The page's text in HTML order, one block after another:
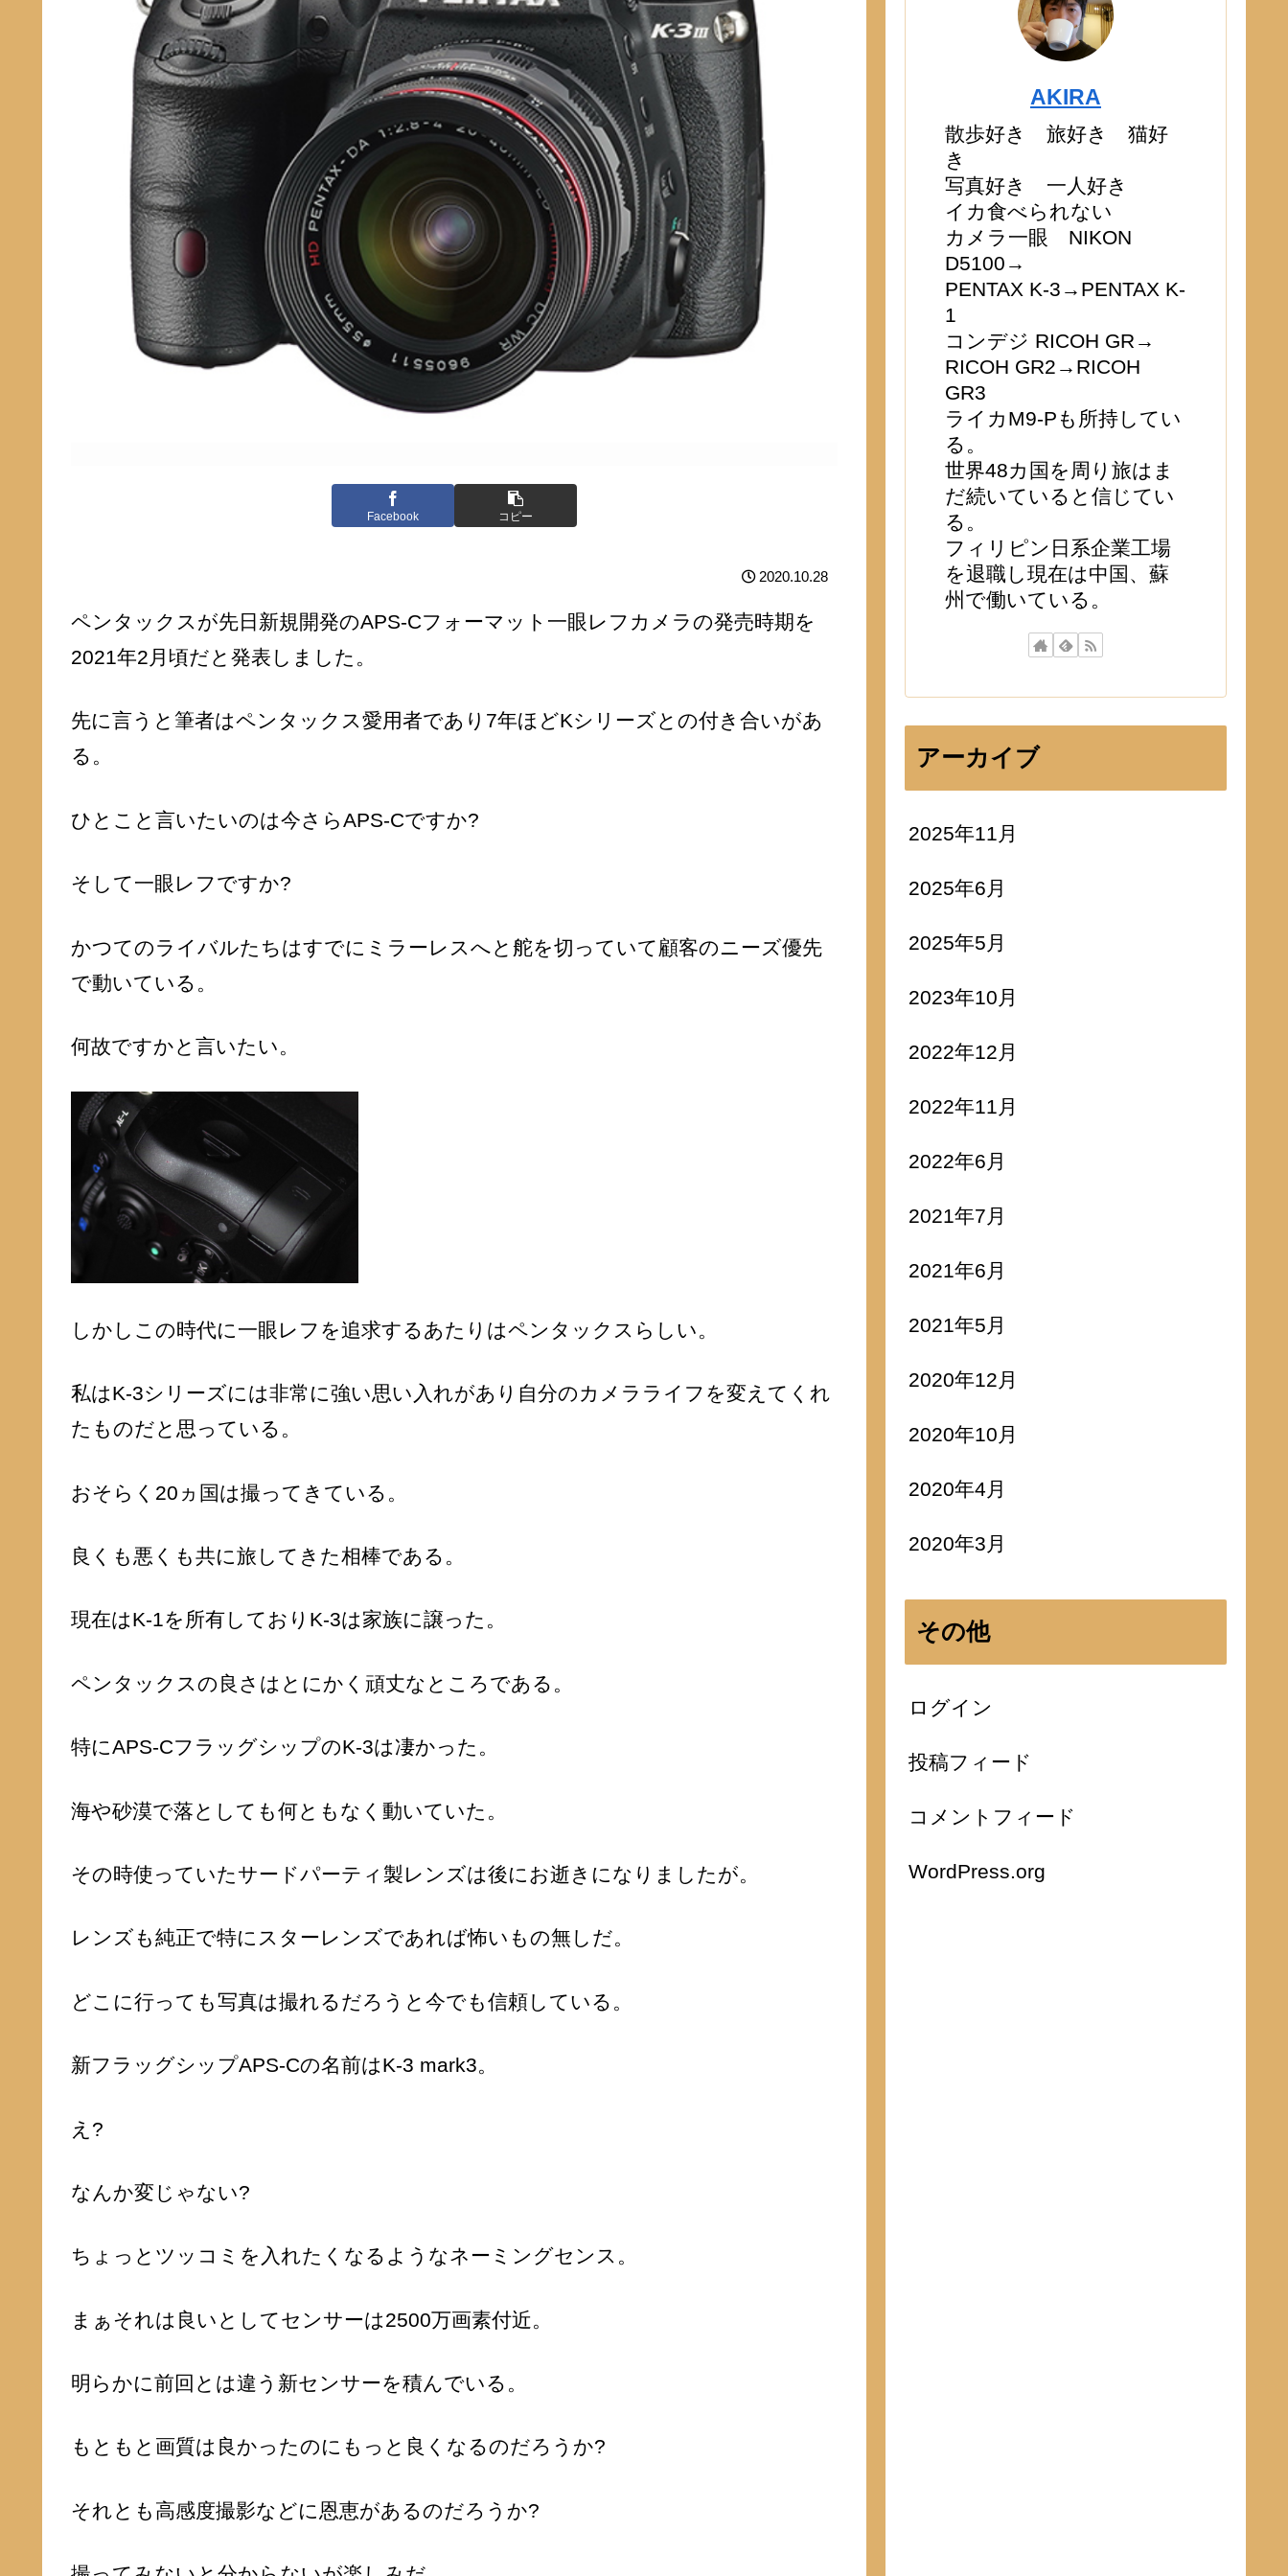
Facebook コピー
2020.10.28
ペンタックスが先日新規開発のAPS-Cフォーマット一眼レフカメラの発売時期を
2021年2月頃だと発表しました。
先に言うと筆者はペンタックス愛用者であり7年ほどKシリーズとの付き合いがあ
る。
ひとこと言いたいのは今さらAPS-Cですか?
そして一眼レフですか?
かつてのライバルたちはすでにミラーレスへと舵を切っていて顧客のニーズ優先
で動いている。
何故ですかと言いたい。
しかしこの時代に一眼レフを追求するあたりはペンタックスらしい。
私はK-3シリーズには非常に強い思い入れがあり自分のカメラライフを変えてくれ
たものだと思っている。
おそらく20ヵ国は撮ってきている。
良くも悪くも共に旅してきた相棒である。
現在はK-1を所有しておりK-3は家族に譲った。
ペンタックスの良さはとにかく頑丈なところである。
特にAPS-CフラッグシップのK-3は凄かった。
海や砂漠で落としても何ともなく動いていた。
その時使っていたサードパーティ製レンズは後にお逝きになりましたが。
レンズも純正で特にスターレンズであれば怖いもの無しだ。
どこに行っても写真は撮れるだろうと今でも信頼している。
新フラッグシップAPS-Cの名前はK-3 mark3。
え?
なんか変じゃない?
ちょっとツッコミを入れたくなるようなネーミングセンス。
まぁそれは良いとしてセンサーは2500万画素付近。
明らかに前回とは違う新センサーを積んでいる。
もともと画質は良かったのにもっと良くなるのだろうか?
それとも高感度撮影などに恩恵があるのだろうか?
AKIRA
散歩好き 旅好き 猫好
き
写真好き 一人好き
イカ食べられない
カメラ一眼 NIKON
D5100→
PENTAX K-3→PENTAX K-
1
コンデジ RICOH GR→
RICOH GR2→RICOH
GR3
ライカM9-Pも所持してい
る。
世界48カ国を周り旅はま
だ続いていると信じてい
る。
フィリピン日系企業工場
を退職し現在は中国、蘇
州で働いている。
アーカイブ
2025年11月
2025年6月
2025年5月
2023年10月
2022年12月
2022年11月
2022年6月
2021年7月
2021年6月
2021年5月
2020年12月
2020年10月
2020年4月
2020年3月
その他
ログイン
投稿フィード
コメントフィード
WordPress.org